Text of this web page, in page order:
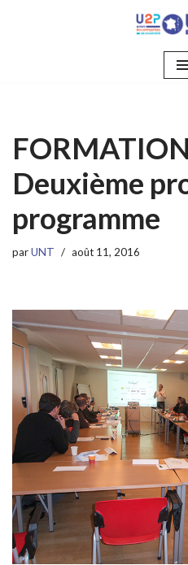
Deuxième
programme
parUNT août 11, 2016